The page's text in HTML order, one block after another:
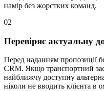
намір без жорстких команд.
02
Перевіряє актуальну
Перед наданням пропозиції
CRM. Якщо транспортний
найближчу доступну
ніколи не вводить клієнта в